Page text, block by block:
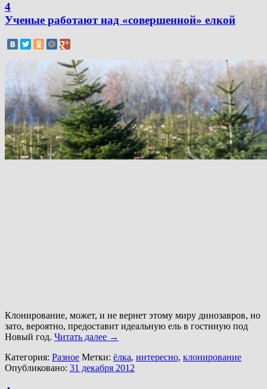
4
Ученые работают над «совершенной» елкой
Клонирование, может, и не вернет этому миру динозавров, но
зато, вероятно, предоставит идеальную ель в гостиную под
Новый год. Читать далее →
Категория: Разное Метки: ёлка, интересно, клонирование
Опубликовано: 31 декабря 2012